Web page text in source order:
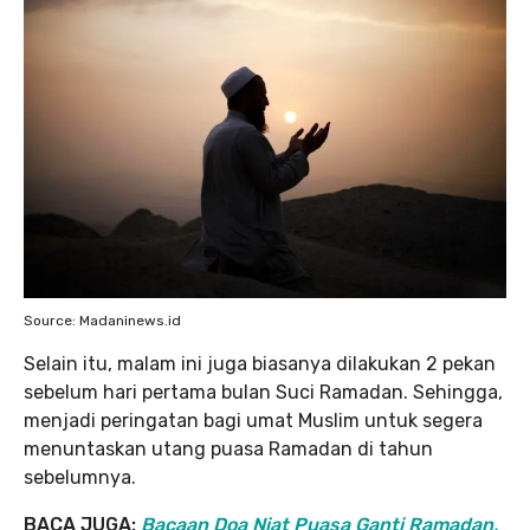
Source: Madaninews.id
Selain itu, malam ini juga biasanya dilakukan 2 pekan
sebelum hari pertama bulan Suci Ramadan. Sehingga,
menjadi peringatan bagi umat Muslim untuk segera
menuntaskan utang puasa Ramadan di tahun
sebelumnya.
BACA JUGA: Bacaan Doa Niat Puasa Ganti Ramadan,